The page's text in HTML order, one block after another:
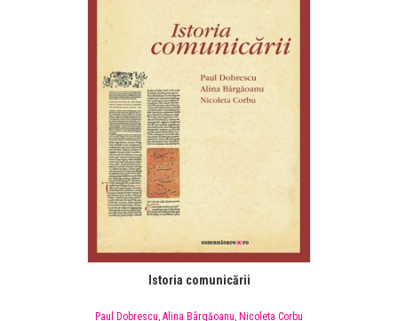
Istoria comunicării
Paul Dobrescu, Alina Bârgăoanu, Nicoleta Corbu